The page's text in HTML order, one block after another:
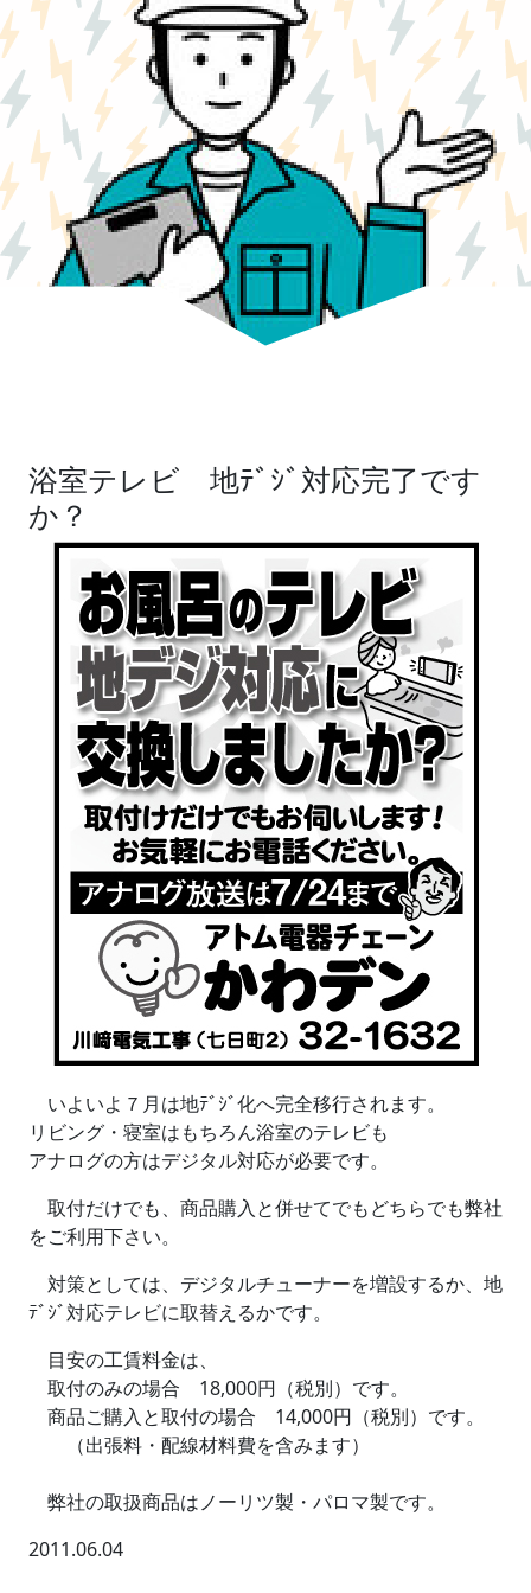
浴室テレビ 地ﾃﾞｼﾞ対応完了です
か？
いよいよ７月は地ﾃﾞｼﾞ化へ完全移行されます。
リビング・寝室はもちろん浴室のテレビも
アナログの方はデジタル対応が必要です。
取付だけでも、商品購入と併せてでもどちらでも弊社
をご利用下さい。
対策としては、デジタルチューナーを増設するか、地
ﾃﾞｼﾞ対応テレビに取替えるかです。
目安の工賃料金は、
取付のみの場合 18,000円（税別）です。
商品ご購入と取付の場合 14,000円（税別）です。
（出張料・配線材料費を含みます）
弊社の取扱商品はノーリツ製・パロマ製です。
2011.06.04